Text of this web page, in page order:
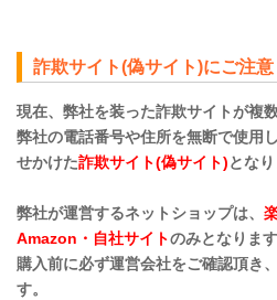
詐欺サイト(偽サイト)にご注
現在、弊社を装った詐欺サイトが複
弊社の電話番号や住所を無断で使用
せかけた詐欺サイト(偽サイト)となり
弊社が運営するネットショップは、
Amazon・自社サイトのみとなります
購入前に必ず運営会社をご確認頂き
す。